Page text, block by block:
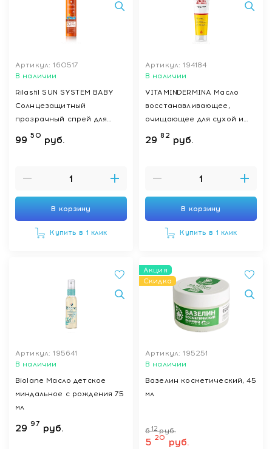
Артикул: 160517
В наличии
Rilastil SUN SYSTEM BABY
Солнцезащитный
прозрачный спрей для
детей SPF 50+ 200 мл
99 50 руб.
В корзину
Купить в 1 клик
Артикул: 194184
В наличии
VITAMINDERMINA Масло
восстанавливающее,
очищающее для сухой и
очень сухой кожи для
младенцев, детей и
29 82 руб.
В корзину
Купить в 1 клик
Артикул: 195641
В наличии
Biolane Масло детское
миндальное с рождения 75
мл
29 97 руб.
Акция
Скидка
Артикул: 195251
В наличии
Вазелин косметический, 45
мл
612 руб.
5 20 руб.